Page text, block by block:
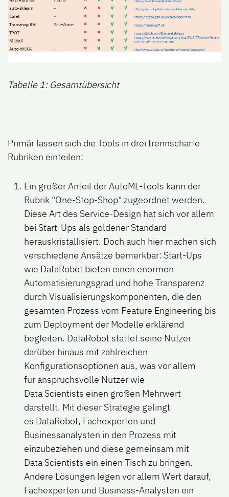
Tabelle 1: Gesamtübersicht
Primär lassen sich die Tools in drei trennscharfe
Rubriken einteilen:
Ein großer Anteil der AutoML-Tools kann der
Rubrik "One-Stop-Shop" zugeordnet werden.
Diese Art des Service-Design hat sich vor allem
bei Start-Ups als goldener Standard
herauskristallisiert. Doch auch hier machen sich
verschiedene Ansätze bemerkbar: Start-Ups
wie DataRobot bieten einen enormen
Automatisierungsgrad und hohe Transparenz
durch Visualisierungskomponenten, die den
gesamten Prozess vom Feature Engineering bis
zum Deployment der Modelle erklärend
begleiten. DataRobot stattet seine Nutzer
darüber hinaus mit zahlreichen
Konfigurationsoptionen aus, was vor allem
für anspruchsvolle Nutzer wie
Data Scientists einen großen Mehrwert
darstellt. Mit dieser Strategie gelingt
es DataRobot, Fachexperten und
Businessanalysten in den Prozess mit
einzubeziehen und diese gemeinsam mit
Data Scientists ein einen Tisch zu bringen.
Andere Lösungen legen vor allem Wert darauf,
Fachexperten und Business-Analysten ein